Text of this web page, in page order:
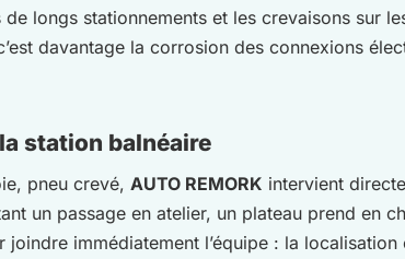
longs stationnements et les crevaisons sur
davantage la corrosion des connexions
station balnéaire
pneu crevé, AUTO REMORK intervient
un passage en atelier, un plateau prend en
joindre immédiatement l’équipe : la